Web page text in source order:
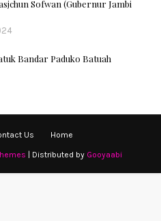
Sofwan (Gubernur Jambi
Bandar Paduko Batuah
Us Home
| Distributed by Gooyaabi